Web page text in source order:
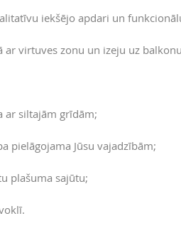
iekšējo apdari un
virtuves zonu un izeju uz
siltajām grīdām;
Jūsu vajadzībām;
sajūtu;